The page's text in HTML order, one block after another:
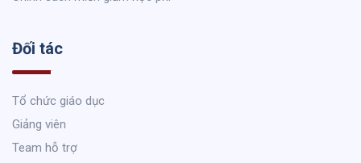
Đối tác
Tổ chức giáo dục
Giảng viên
Team hỗ trợ